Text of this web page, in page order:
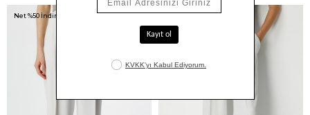
Net %50 İndirim!